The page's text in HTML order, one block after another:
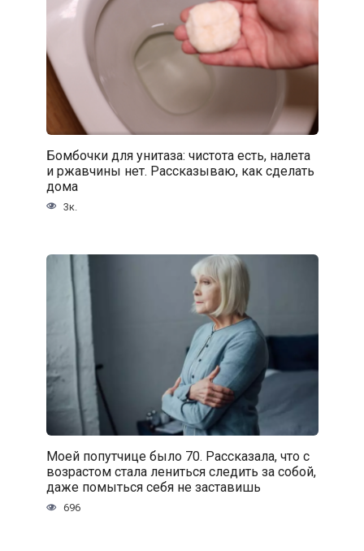
Бомбочки для унитаза: чистота есть, налета
и ржавчины нет. Рассказываю, как сделать
дома
3к.
Моей попутчице было 70. Рассказала, что с
возрастом стала лениться следить за собой,
даже помыться себя не заставишь
696